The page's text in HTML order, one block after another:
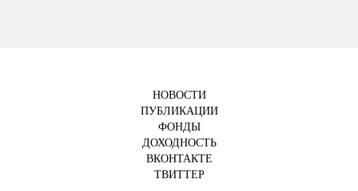
НОВОСТИ
ПУБЛИКАЦИИ
ФОНДЫ
ДОХОДНОСТЬ
ВКОНТАКТЕ
ТВИТТЕР